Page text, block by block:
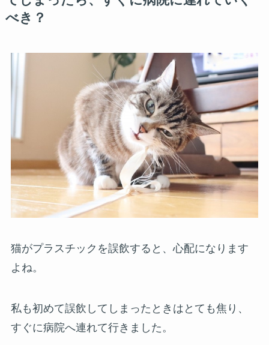
べき？
猫がプラスチックを誤飲すると、心配になります
よね。
私も初めて誤飲してしまったときはとても焦り、
すぐに病院へ連れて行きました。